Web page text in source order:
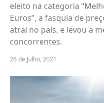
eleito na categoria
Euros”, a fasquia de
atrai no país, e levou a
concorrentes.
26 de Julho, 2021